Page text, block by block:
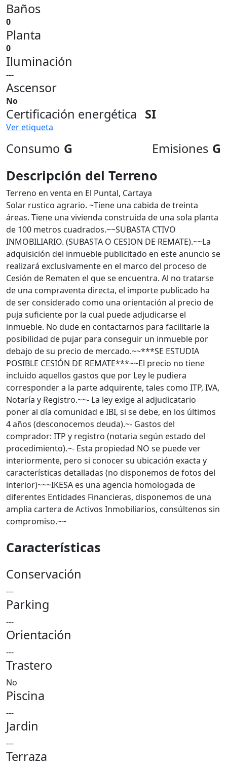
Baños
0
Planta
0
Iluminación
---
Ascensor
No
Certificación energética SI
Ver etiqueta
Consumo G Emisiones G
Descripción del Terreno
Terreno en venta en El Puntal, Cartaya
Solar rustico agrario. ~Tiene una cabida de treinta
áreas. Tiene una vivienda construida de una sola planta
de 100 metros cuadrados.~~SUBASTA CTIVO
INMOBILIARIO. (SUBASTA O CESION DE REMATE).~~La
adquisición del inmueble publicitado en este anuncio se
realizará exclusivamente en el marco del proceso de
Cesión de Rematen el que se encuentra. Al no tratarse
de una compraventa directa, el importe publicado ha
de ser considerado como una orientación al precio de
puja suficiente por la cual puede adjudicarse el
inmueble. No dude en contactarnos para facilitarle la
posibilidad de pujar para conseguir un inmueble por
debajo de su precio de mercado.~~***SE ESTUDIA
POSIBLE CESIÓN DE REMATE***~~El precio no tiene
incluido aquellos gastos que por Ley le pudiera
corresponder a la parte adquirente, tales como ITP, IVA,
Notaría y Registro.~~- La ley exige al adjudicatario
poner al día comunidad e IBI, si se debe, en los últimos
4 años (desconocemos deuda).~- Gastos del
comprador: ITP y registro (notaria según estado del
procedimiento).~- Esta propiedad NO se puede ver
interiormente, pero si conocer su ubicación exacta y
características detalladas (no disponemos de fotos del
interior)~~~IKESA es una agencia homologada de
diferentes Entidades Financieras, disponemos de una
amplia cartera de Activos Inmobiliarios, consúltenos sin
compromiso.~~
Características
Conservación
---
Parking
---
Orientación
---
Trastero
No
Piscina
---
Jardin
---
Terraza